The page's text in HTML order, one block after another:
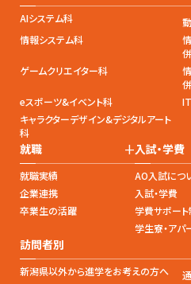
AIシステム科
情報システム科
ゲームクリエイター科
eスポーツ&イベント科
キャラクターデザイン&デジタルアート
科
就職 +
就職実績
企業連携
卒業生の活躍
入試・学費
AO入試につ
入試・学費
学費サポー
学生寮・アパ
訪問者別
新潟県以外から進学をお考えの方へ